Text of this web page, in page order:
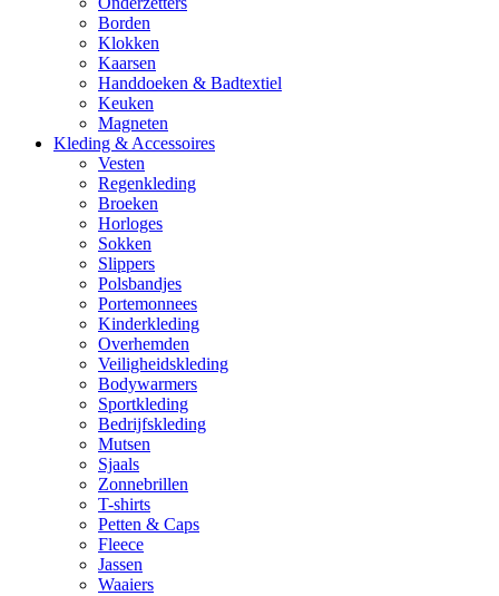
Borden
Klokken
Kaarsen
Handdoeken & Badtextiel
Keuken
Magneten
Kleding & Accessoires
Vesten
Regenkleding
Broeken
Horloges
Sokken
Slippers
Polsbandjes
Portemonnees
Kinderkleding
Overhemden
Veiligheidskleding
Bodywarmers
Sportkleding
Bedrijfskleding
Mutsen
Sjaals
Zonnebrillen
T-shirts
Petten & Caps
Fleece
Jassen
Waaiers